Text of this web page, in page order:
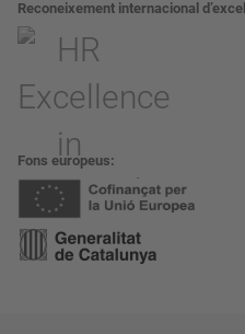
Reconeixement internacional
Fons europeus